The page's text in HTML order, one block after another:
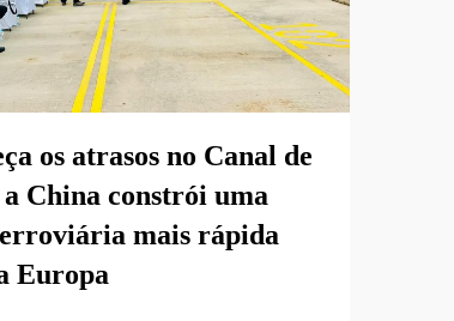
os atrasos no Canal de
a China constrói uma
mais rápida
Europa